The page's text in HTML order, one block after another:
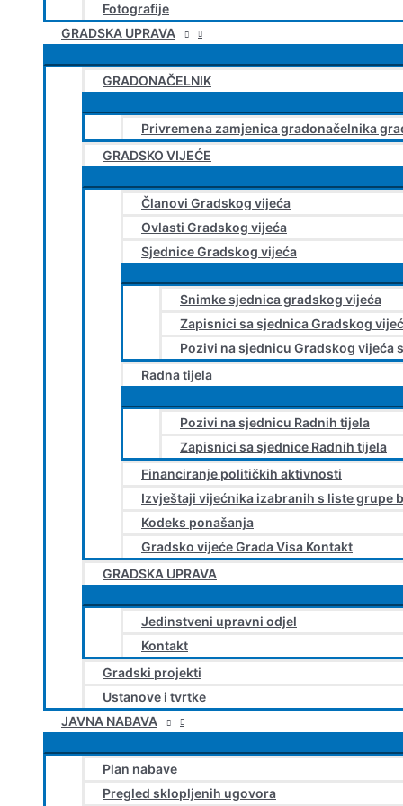
Fotografije
GRADSKA UPRAVA
GRADONAČELNIK
Privremena zamjenica gradonačelnika
GRADSKO VIJEĆE
Članovi Gradskog vijeća
Ovlasti Gradskog vijeća
Sjednice Gradskog vijeća
Snimke sjednica gradskog vijeća
Zapisnici sa sjednica Gradskog
Pozivi na sjednicu Gradskog vijeća
Radna tijela
Pozivi na sjednicu Radnih tijela
Zapisnici sa sjednice Radnih tijela
Financiranje političkih aktivnosti
Izvještaji vijećnika izabranih s liste grupe
Kodeks ponašanja
Gradsko vijeće Grada Visa Kontakt
GRADSKA UPRAVA
Jedinstveni upravni odjel
Kontakt
Gradski projekti
Ustanove i tvrtke
JAVNA NABAVA
Plan nabave
Pregled sklopljenih ugovora